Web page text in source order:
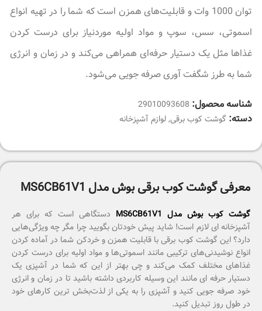
توان 1000 وات و قابلیت‌های همزن است که شما را در تهیه انواع
اسموتی، سس، سوپ و مواد اولیه موردنیاز برای درست کردن
غذاها مثل یک دستیار حرفه‌ای همراهی می‌کند و در زمان و انرژی
شما به طرز شگفت آوری صرفه جویی می‌شود.
شناسه محصول: 29010093608
دسته: گوشت کوب برقی,لوازم آشپزخانه
معرفی گوشت کوب برقی بوش مدل MS6CB61V1
گوشت کوب بوش مدل MS6CB61V1
دستگاهی است که برای هر
آشپزخانه ای لازم است! شاید پیش خودتان بگویید چرا مگر چه ویژگی‌هایی
دارد؟ این گوشت کوب برقی با قابلیت همزن و خردکن شما در آماده کردن
انواع نوشیدنی‌های ترکیبی مانند اسموتی‌ها و مواد اولیه برای درست کردن
غذاهای مختلف کمک می‌کند و چی بهتر از این که شما در آشپزی یک
دستیار حرفه ای مانند این وسیله کاربردی داشته باشید تا در زمان و انرژی
خود صرفه جویی کنید و آشپزی را به یکی از لذت‌بخش ترین کارهای خود
در طول روز تبدیل کنید.